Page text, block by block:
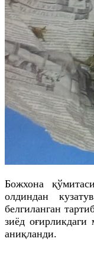
Божхона
олдиндан
белгиланган
зиёд оғирликдаги
аниқланди.